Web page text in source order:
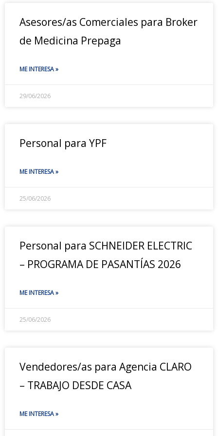
Asesores/as Comerciales para Broker
de Medicina Prepaga
ME INTERESA »
29/06/2026
Personal para YPF
ME INTERESA »
25/06/2026
Personal para SCHNEIDER ELECTRIC
– PROGRAMA DE PASANTÍAS 2026
ME INTERESA »
25/06/2026
Vendedores/as para Agencia CLARO
– TRABAJO DESDE CASA
ME INTERESA »